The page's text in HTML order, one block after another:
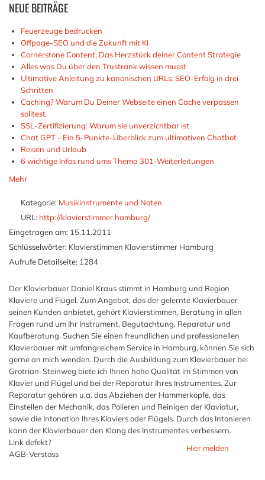
NEUEBEITRÄGE
Feuerzeuge bedrucken
Offpage-SEO und die Zukunft mit KI
Cornerstone Content: Das Herzstück deiner Content Strategie
Alles was Du über den Trustrank wissen musst
Ultimative Anleitung zu kanonischen URLs: SEO-Erfolg in drei
Schritten
Caching? Warum Du Deiner Webseite einen Cache verpassen
solltest
SSL-Zertifizierung: Warum sie unverzichtbar ist
Chat GPT - Ein 5-Punkte-Überblick zum ultimativen Chatbot
Reisen und Urlaub
6 wichtige Infos rund ums Thema 301-Weiterleitungen
Mehr
Kategorie: Musikinstrumente und Noten
URL: http://klavierstimmer.hamburg/
Eingetragen am: 15.11.2011
Schlüsselwörter: Klavierstimmen Klavierstimmer Hamburg
Aufrufe Detailseite: 1284
Der Klavierbauer Daniel Kraus stimmt in Hamburg und Region
Klaviere und Flügel. Zum Angebot, das der gelernte Klavierbauer
seinen Kunden anbietet, gehört Klavierstimmen, Beratung in allen
Fragen rund um Ihr Instrument, Begutachtung, Reparatur und
Kaufberatung. Suchen Sie einen freundlichen und professionellen
Klavierbauer mit umfangreichem Service in Hamburg, können Sie sich
gerne an mich wenden. Durch die Ausbildung zum Klavierbauer bei
Grotrian-Steinweg biete ich Ihnen hohe Qualität im Stimmen von
Klavier und Flügel und bei der Reparatur Ihres Instrumentes. Zur
Reparatur gehören u.a. das Abziehen der Hammerköpfe, das
Einstellen der Mechanik, das Polieren und Reinigen der Klaviatur,
sowie die Intonation Ihres Klaviers oder Flügels. Durch das Intonieren
kann der Klavierbauer den Klang des Instrumentes verbessern.
Link defekt?
AGB-Verstoss
Hier melden